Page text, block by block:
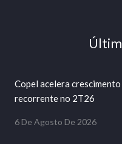
Copel acelera
recorrente no 2T26
6 De Agosto De 2026